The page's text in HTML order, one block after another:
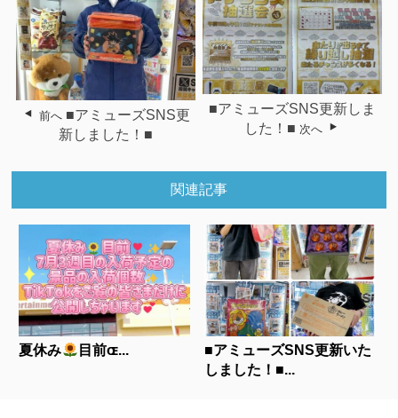
前へ ■アミューズSNS更
新しました！■
■アミューズSNS更新しま
した！■ 次へ
関連記事
夏休み 目前ɶ...
■アミューズSNS更新いた
しました！■...